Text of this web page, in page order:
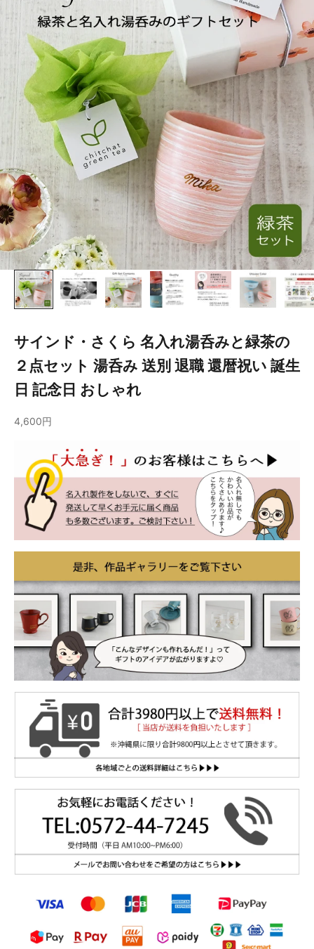
サインド・さくら 名入れ湯呑みと緑茶の
２点セット 湯呑み 送別 退職 還暦祝い 誕生
日 記念日 おしゃれ
4,600円